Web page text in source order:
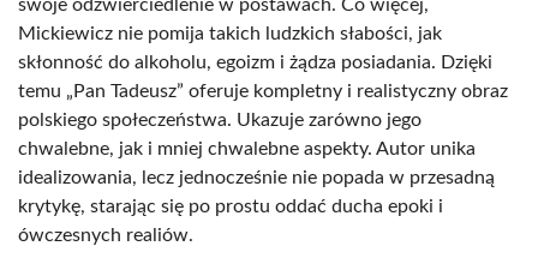
swoje odzwierciedlenie w postawach. Co więcej,
Mickiewicz nie pomija takich ludzkich słabości, jak
skłonność do alkoholu, egoizm i żądza posiadania. Dzięki
temu „Pan Tadeusz” oferuje kompletny i realistyczny obraz
polskiego społeczeństwa. Ukazuje zarówno jego
chwalebne, jak i mniej chwalebne aspekty. Autor unika
idealizowania, lecz jednocześnie nie popada w przesadną
krytykę, starając się po prostu oddać ducha epoki i
ówczesnych realiów.